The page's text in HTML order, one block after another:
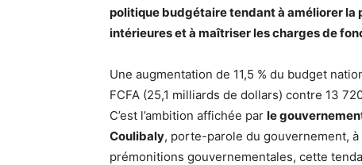
politique budgétaire tendant à améliorer
intérieures et à maîtriser les charges de
Une augmentation de 11,5 % du budget
FCFA (25,1 milliards de dollars) contre 13
C’est l’ambition affichée par le
Coulibaly, porte-parole du gouvernement,
prémonitions gouvernementales, cette